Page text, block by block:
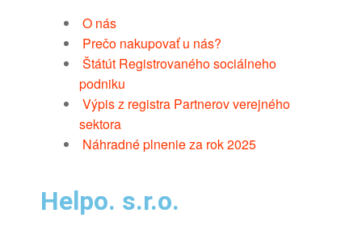
O nás
Prečo nakupovať u nás?
Štátút Registrovaného sociálneho
podniku
Výpis z registra Partnerov verejného
sektora
Náhradné plnenie za rok 2025
Helpo. s.r.o.